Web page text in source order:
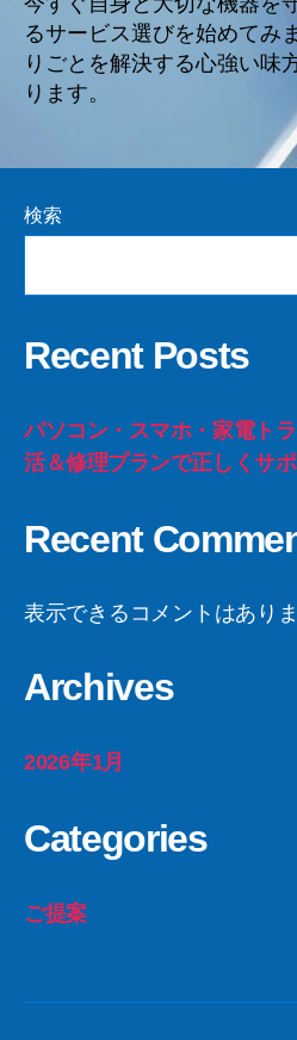
るサービス選びを始めてみ
りごとを解決する心強い味
ります。
検索
Recent Posts
パソコン・スマホ・家電ト
活＆修理プランで正しくサ
Recent
表示できるコメントはありま
Archives
2026年1月
Categories
ご提案